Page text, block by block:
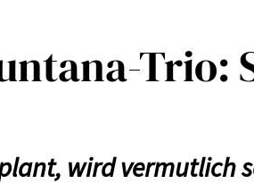
Trio:
wird vermutlich